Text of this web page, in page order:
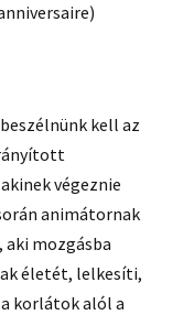
kell az
végeznie
animátornak
aki mozgásba
életét, lelkesíti,
korlátok alól a